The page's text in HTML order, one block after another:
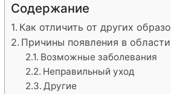
Содержание
Как отличить от других
Причины появления в области
Возможные заболевания
Неправильный уход
Другие